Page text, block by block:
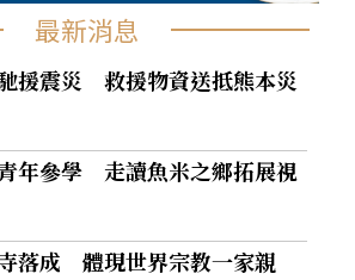
最新消息
援震災 救援物資送抵熊本災
年參學 走讀魚米之鄉拓展視
落成 體現世界宗教一家親